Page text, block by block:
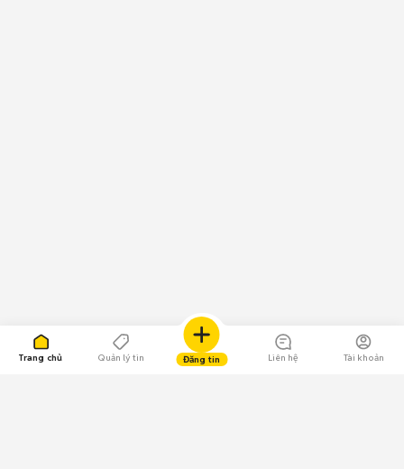
Trang chủ Quản lý tin Đăng tin Liên hệ Tài khoản